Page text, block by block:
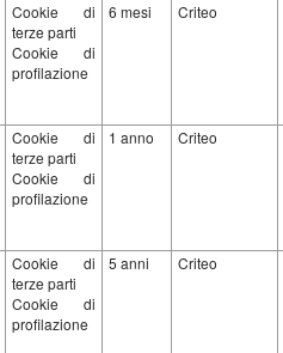
Cookie di
terze parti
Cookie di
profilazione
6 mesi Criteo
Cookie di
terze parti
Cookie di
profilazione
1 anno Criteo
Cookie di
terze parti
Cookie di
profilazione
5 anni Criteo